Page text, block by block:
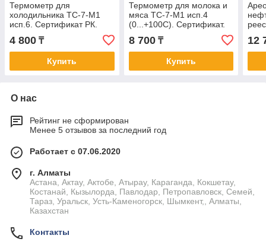
Термометр для
холодильника ТС-7-М1
исп.6. Сертификат РК.
Свежая поверка. Доставка
по РК
4 800 ₸
Купить
Термометр для молока и
мяса ТС-7-М1 исп.4
(0...+100С). Сертификат.
Паспорт. Поверка.
8 700₸
Купить
12
О нас
Рейтинг не сформирован
Менее 5 отзывов за последний год
Работает с 07.06.2020
г. Алматы
Астана, Актау, Актобе, Атырау, Караганда, Кокшетау,
Костанай, Кызылорда, Павлодар, Петропавловск, Семей,
Тараз, Уральск, Усть-Каменогорск, Шымкент,, Алматы,
Казахстан
Контакты